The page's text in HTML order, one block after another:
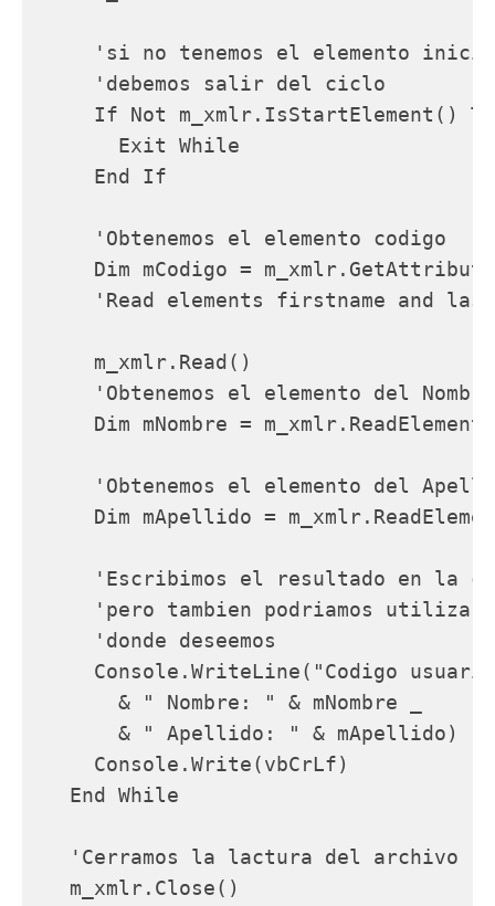
'si no tenemos el elemento
     'debemos salir del ciclo
If Not m_xmlr.IsStartElement()
       Exit While
     End If
     'Obtenemos el elemento codigo
Dim mCodigo =
'Read elements firstname and
     m_xmlr.Read()
'Obtenemos el elemento del
Dim mNombre =
'Obtenemos el elemento del
Dim mApellido =
'Escribimos el resultado en la
'pero tambien podriamos
     'donde deseemos
Console.WriteLine("Codigo
       & " Nombre: " & mNombre _
       & " Apellido: " & mApellido)
     Console.Write(vbCrLf)
   End While
   'Cerramos la lactura del archivo
   m_xmlr.Close()